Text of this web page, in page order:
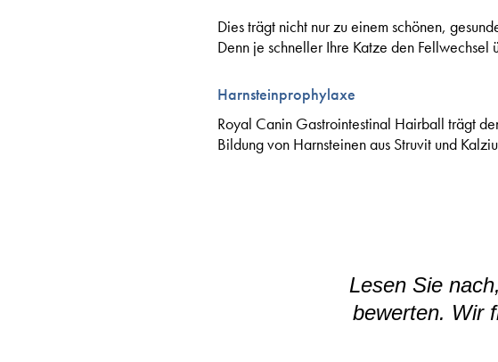
Dies trägt nicht nur zu einem schönen,
Denn je schneller Ihre Katze den
Harnsteinprophylaxe
Royal Canin Gastrointestinal Hairball trägt
Bildung von Harnsteinen aus Struvit und